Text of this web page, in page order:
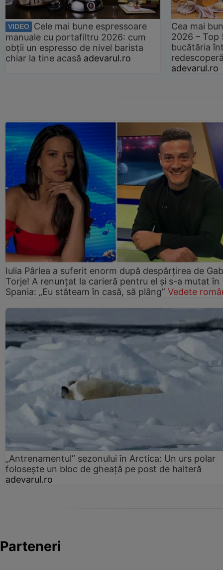
VIDEO
Cele mai bune espressoare
manuale cu portafiltru 2026: cum
obții un espresso de nivel barista
chiar la tine acasă adevarul.ro
Cea mai
2026 –
bucătăria
adevarul.ro
Iulia Pârlea a suferit enorm după despărțirea de
Torje! A renunțat la carieră pentru el și s-a mutat în
Spania: „Eu stăteam în casă, să plâng” Vedete
„Antrenamentul” sezonului în Arctica: Un urs polar
folosește un bloc de gheață pe post de halteră
adevarul.ro
Parteneri